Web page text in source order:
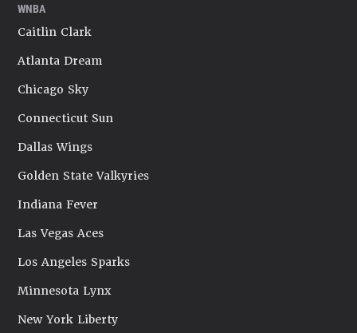
WNBA
Caitlin Clark
Atlanta Dream
Chicago Sky
Connecticut Sun
Dallas Wings
Golden State Valkyries
Indiana Fever
Las Vegas Aces
Los Angeles Sparks
Minnesota Lynx
New York Liberty